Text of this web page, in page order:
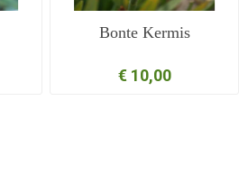
Bonte Kermis
€ 10,00